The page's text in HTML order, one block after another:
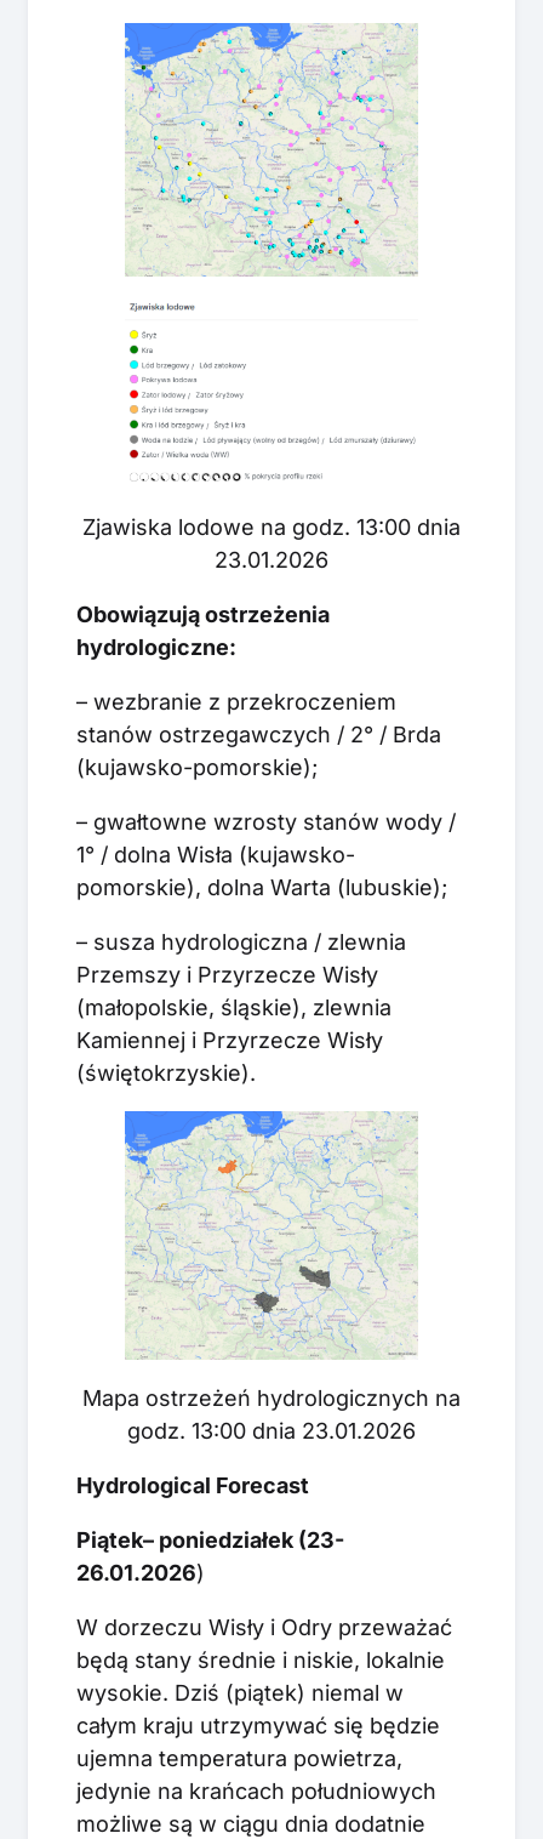
Zjawiska lodowe na godz. 13:00 dnia
23.01.2026
Obowiązują ostrzeżenia
hydrologiczne:
– wezbranie z przekroczeniem
stanów ostrzegawczych / 2° / Brda
(kujawsko-pomorskie);
– gwałtowne wzrosty stanów wody /
1° / dolna Wisła (kujawsko-
pomorskie), dolna Warta (lubuskie);
– susza hydrologiczna / zlewnia
Przemszy i Przyrzecze Wisły
(małopolskie, śląskie), zlewnia
Kamiennej i Przyrzecze Wisły
(świętokrzyskie).
Mapa ostrzeżeń hydrologicznych na
godz. 13:00 dnia 23.01.2026
Hydrological Forecast
Piątek– poniedziałek (23-
26.01.2026)
W dorzeczu Wisły i Odry przeważać
będą stany średnie i niskie, lokalnie
wysokie. Dziś (piątek) niemal w
całym kraju utrzymywać się będzie
ujemna temperatura powietrza,
jedynie na krańcach południowych
możliwe są w ciągu dnia dodatnie